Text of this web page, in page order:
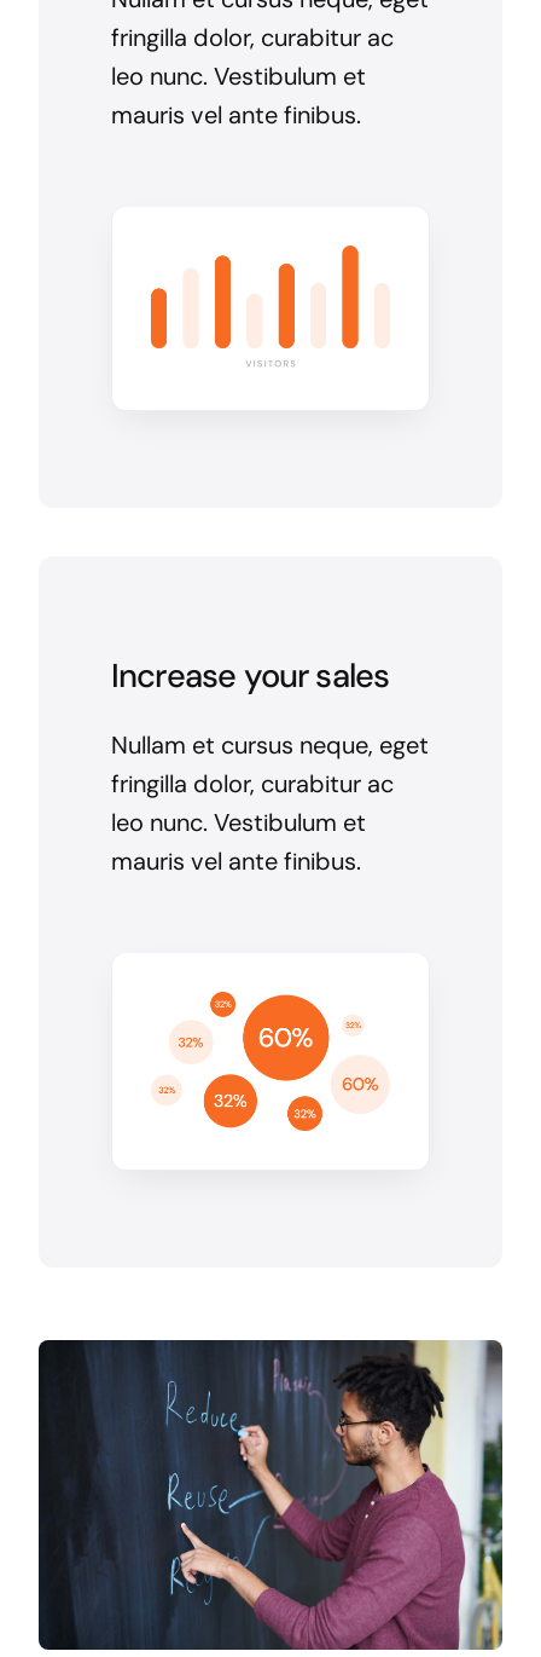
fringilla dolor, curabitur ac
leo nunc. Vestibulum et
mauris vel ante finibus.
Increase your sales
Nullam et cursus neque, eget
fringilla dolor, curabitur ac
leo nunc. Vestibulum et
mauris vel ante finibus.